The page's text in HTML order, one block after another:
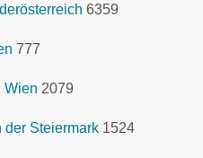
6359
777
Wien 2079
der Steiermark 1524